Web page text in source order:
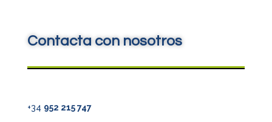
Contacta con nosotros
+34 952 215 747